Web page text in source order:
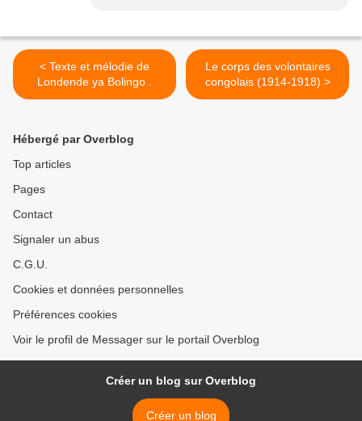
< Texte et mélodie de
Le corps des volontaires
congolais (1914-1918) >
Hébergé par Overblog
Top articles
Pages
Contact
Signaler un abus
C.G.U.
Cookies et données personnelles
Préférences cookies
Voir le profil de Messager sur le portail Overblog
Créer un blog sur Overblog
Créer un blog